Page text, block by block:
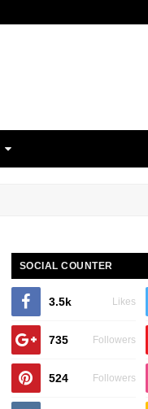
SOCIAL COUNTER
3.5k Likes
735 Followers
524 Followers